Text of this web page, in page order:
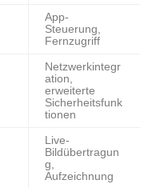
App-
Steuerung,
Fernzugriff
Netzwerkintegr
ation,
erweiterte
Sicherheitsfunk
tionen
Live-
Bildübertragun
g,
Aufzeichnung